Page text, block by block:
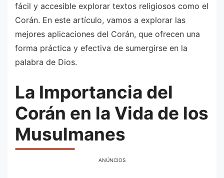
fácil y accesible explorar textos religiosos como el
Corán. En este artículo, vamos a explorar las
mejores aplicaciones del Corán, que ofrecen una
forma práctica y efectiva de sumergirse en la
palabra de Dios.
La Importancia del
Corán en la Vida de los
Musulmanes
ANÚNCIOS